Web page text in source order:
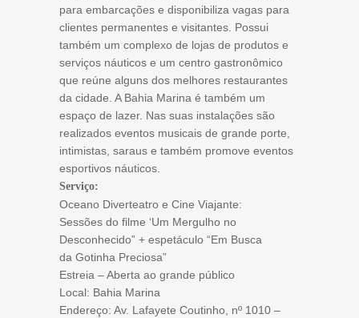
para embarcações e disponibiliza vagas para
clientes permanentes e visitantes. Possui
também um complexo de lojas de produtos e
serviços náuticos e um centro gastronômico
que reúne alguns dos melhores restaurantes
da cidade. A Bahia Marina é também um
espaço de lazer. Nas suas instalações são
realizados eventos musicais de grande porte,
intimistas, saraus e também promove eventos
esportivos náuticos.
Serviço:
Oceano Diverteatro e Cine Viajante:
Sessões do filme ‘Um Mergulho no
Desconhecido” + espetáculo “Em Busca
da Gotinha Preciosa”
Estreia – Aberta ao grande público
Local: Bahia Marina
Endereço: Av. Lafayete Coutinho, nº 1010 –